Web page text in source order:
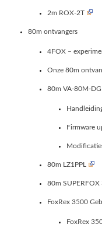
2m ROX-2T
80m ontvangers
4FOX –
Onze 80m
80m VA-80M-DG
Firmware
80m LZ1PPL
80m SUPERFOX
FoxRex 3500
FoxRex